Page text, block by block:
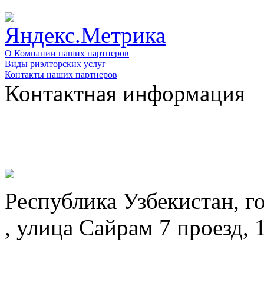
О Компании наших партнеров
Виды риэлторских услуг
Контакты наших партнеров
Контактная информация
Республика Узбекистан,
, улица Сайрам 7 проезд,